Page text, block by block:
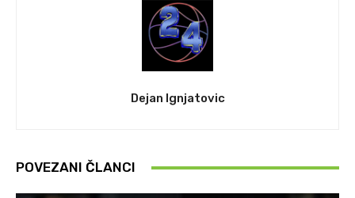
Dejan Ignjatovic
POVEZANI ČLANCI